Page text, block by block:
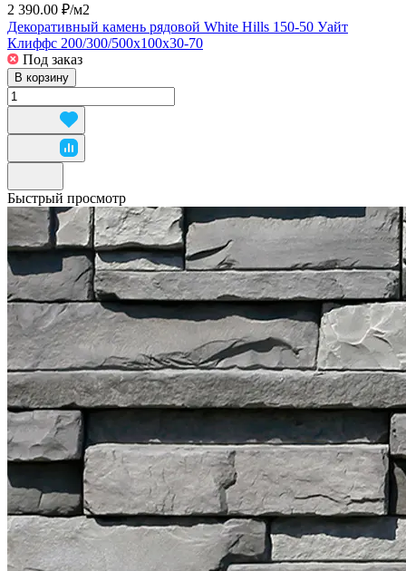
2 390.00 ₽/м2
Декоративный камень рядовой White Hills 150-50 Уайт
Клиффс 200/300/500x100x30-70
Под заказ
В корзину
Быстрый просмотр